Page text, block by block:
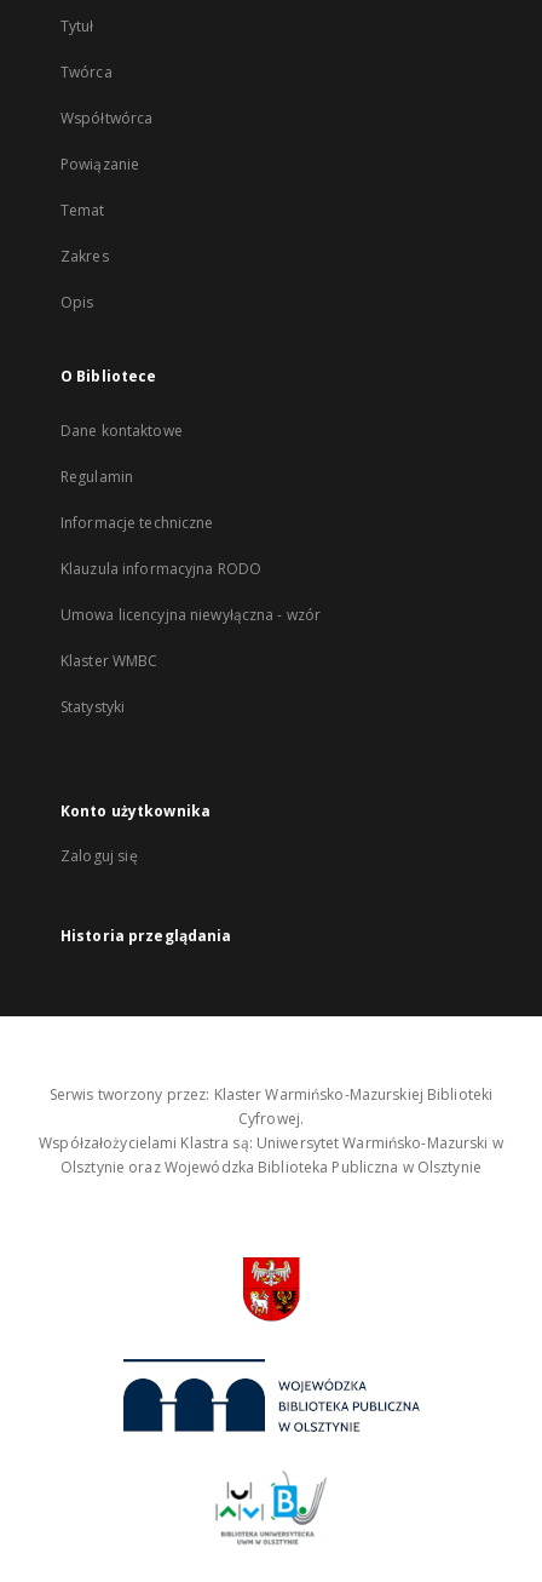
Tytuł
Twórca
Współtwórca
Powiązanie
Temat
Zakres
Opis
O Bibliotece
Dane kontaktowe
Regulamin
Informacje techniczne
Klauzula informacyjna RODO
Umowa licencyjna niewyłączna - wzór
Klaster WMBC
Statystyki
Konto użytkownika
Zaloguj się
Historia przeglądania
Serwis tworzony przez: Klaster Warmińsko-Mazurskiej Biblioteki
Cyfrowej.
Współzałożycielami Klastra są: Uniwersytet Warmińsko-Mazurski w
Olsztynie oraz Wojewódzka Biblioteka Publiczna w Olsztynie